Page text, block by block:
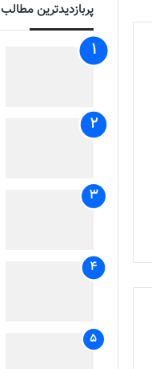
پربازدیدترین مطالب